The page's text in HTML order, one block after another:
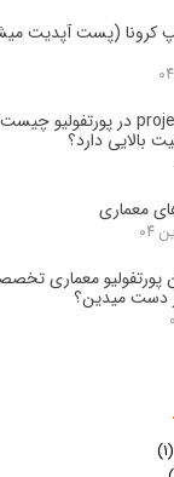
کرونا (پست آپدیت
project brief در پورتفولیو چیست
بالایی دارد؟
معماری
پورتفولیو معماری
دست میدین؟
(۱)